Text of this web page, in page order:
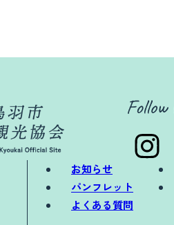
お知らせ
パンフレット
よくある質問